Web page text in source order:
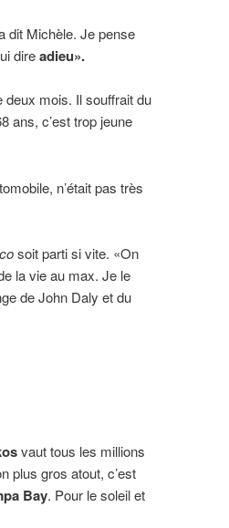
dit Michèle. Je pense
direadieu».
deux mois. Il souffrait du
ans, c’est trop jeune
n’était pas très
soit parti si vite. «On
la vie au max. Je le
de John Daly et du
vaut tous les millions
plus gros atout, c’est
Bay. Pour le soleil et